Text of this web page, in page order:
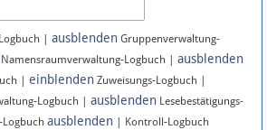
| ausblenden Gruppenverwaltung-
Namensraumverwaltung-Logbuch | ausblenden
| einblenden Zuweisungs-Logbuch |
Logbuch | ausblenden Lesebestätigungs-
ausblenden | Kontroll-Logbuch